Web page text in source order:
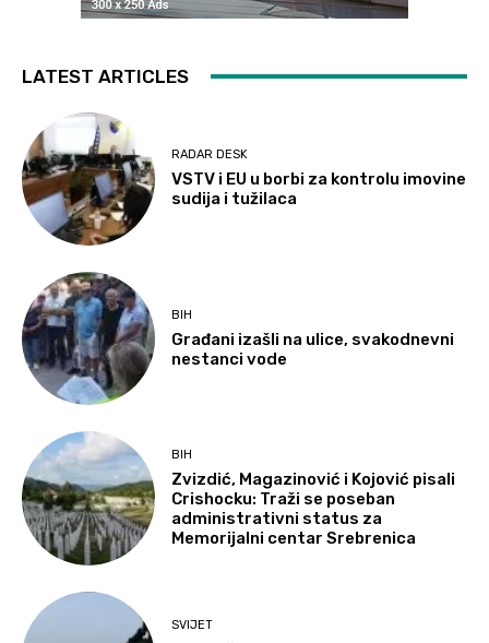
LATEST ARTICLES
RADAR DESK
VSTV i EU u borbi za kontrolu imovine
sudija i tužilaca
BIH
Građani izašli na ulice, svakodnevni
nestanci vode
BIH
Zvizdić, Magazinović i Kojović pisali
Crishocku: Traži se poseban
administrativni status za
Memorijalni centar Srebrenica
SVIJET